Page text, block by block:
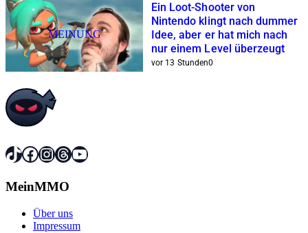
MEINUNG
Ein Loot-Shooter von
Nintendo klingt nach dummer
Idee, aber er hat mich nach
nur einem Level überzeugt
vor 13 Stunden0
TikTok
Facebook
Instagram
Threads
YouTube
MeinMMO
Über uns
Impressum